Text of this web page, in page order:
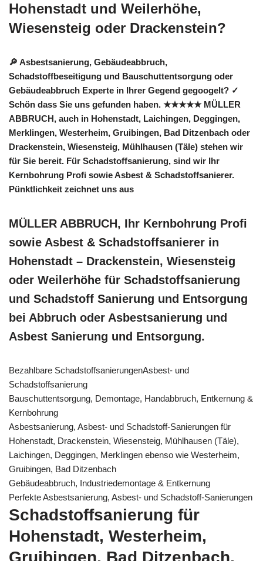
Hohenstadt und Weilerhöhe,
Wiesensteig oder Drackenstein?
🔎 Asbestsanierung, Gebäudeabbruch,
Schadstoffbeseitigung und Bauschuttentsorgung oder
Gebäudeabbruch Experte in Ihrer Gegend gegoogelt? ✓
Schön dass Sie uns gefunden haben. ★★★★★ MÜLLER
ABBRUCH, auch in Hohenstadt, Laichingen, Deggingen,
Merklingen, Westerheim, Gruibingen, Bad Ditzenbach oder
Drackenstein, Wiesensteig, Mühlhausen (Täle) stehen wir
für Sie bereit. Für Schadstoffsanierung, sind wir Ihr
Kernbohrung Profi sowie Asbest & Schadstoffsanierer.
Pünktlichkeit zeichnet uns aus
MÜLLER ABBRUCH, Ihr Kernbohrung Profi
sowie Asbest & Schadstoffsanierer in
Hohenstadt – Drackenstein, Wiesensteig
oder Weilerhöhe für Schadstoffsanierung
und Schadstoff Sanierung und Entsorgung
bei Abbruch oder Asbestsanierung und
Asbest Sanierung und Entsorgung.
Bezahlbare SchadstoffsanierungenAsbest- und
Schadstoffsanierung
Bauschuttentsorgung, Demontage, Handabbruch, Entkernung &
Kernbohrung
Asbestsanierung, Asbest- und Schadstoff-Sanierungen für
Hohenstadt, Drackenstein, Wiesensteig, Mühlhausen (Täle),
Laichingen, Deggingen, Merklingen ebenso wie Westerheim,
Gruibingen, Bad Ditzenbach
Gebäudeabbruch, Industriedemontage & Entkernung
Perfekte Asbestsanierung, Asbest- und Schadstoff-Sanierungen
Schadstoffsanierung für
Hohenstadt, Westerheim,
Gruibingen, Bad Ditzenbach,